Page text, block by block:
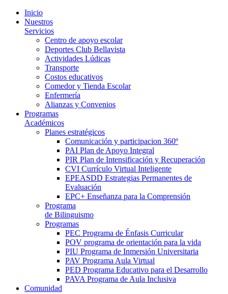
Inicio
Nuestros
Servicios
Centro de apoyo escolar
Deportes Club Bellavista
Actividades Lúdicas
Transporte
Costos educativos
Comedor y Tienda Escolar
Enfermería
Alianzas y Convenios
Programas
Académicos
Planes estratégicos
Comunicación y participacion 360º
PAI Plan de Apoyo Integral
PIR Plan de Intensificación y Recuperación
CVI Currículo Virtual Inteligente
EPEASDD Estrategias Permanentes de
Evaluación
EPC+ Enseñanza para la Comprensión
Programa
de Bilinguismo
Programas
PEC Programa de Énfasis Curricular
POV programa de orientación para la vida
PIU Programa de Inmersión Universitaria
PAV Programa Aula Virtual
PED Programa Educativo para el Desarrollo
PAVA Programa de Aula Inclusiva
Comunidad